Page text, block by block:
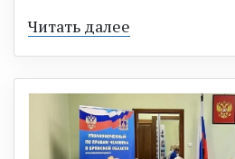
Читать далее